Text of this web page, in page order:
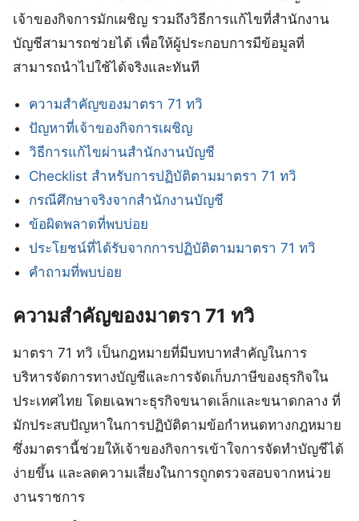
เจ้าของกิจการมักเผชิญ รวมถึงวิธีการแก้ไขที่สำนักงาน
บัญชีสามารถช่วยได้ เพื่อให้ผู้ประกอบการมีข้อมูลที่
สามารถนำไปใช้ได้จริงและทันที
ความสำคัญของมาตรา 71 ทวิ
ปัญหาที่เจ้าของกิจการเผชิญ
วิธีการแก้ไขผ่านสำนักงานบัญชี
Checklist สำหรับการปฏิบัติตามมาตรา 71 ทวิ
กรณีศึกษาจริงจากสำนักงานบัญชี
ข้อผิดพลาดที่พบบ่อย
ประโยชน์ที่ได้รับจากการปฏิบัติตามมาตรา 71 ทวิ
คำถามที่พบบ่อย
ความสำคัญของมาตรา 71 ทวิ
มาตรา 71 ทวิ เป็นกฎหมายที่มีบทบาทสำคัญในการ
บริหารจัดการทางบัญชีและการจัดเก็บภาษีของธุรกิจใน
ประเทศไทย โดยเฉพาะธุรกิจขนาดเล็กและขนาดกลาง ที่
มักประสบปัญหาในการปฏิบัติตามข้อกำหนดทางกฎหมาย
ซึ่งมาตรานี้ช่วยให้เจ้าของกิจการเข้าใจการจัดทำบัญชีได้
ง่ายขึ้น และลดความเสี่ยงในการถูกตรวจสอบจากหน่วย
งานราชการ